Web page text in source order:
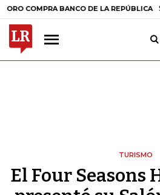
BANCO DE LA REPÚBLICA $
TURISMO
El Four Seasons